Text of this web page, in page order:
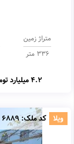
متراژ زمین
336 متر
4.2 میلیارد تومان
ویلا کد ملک:6889